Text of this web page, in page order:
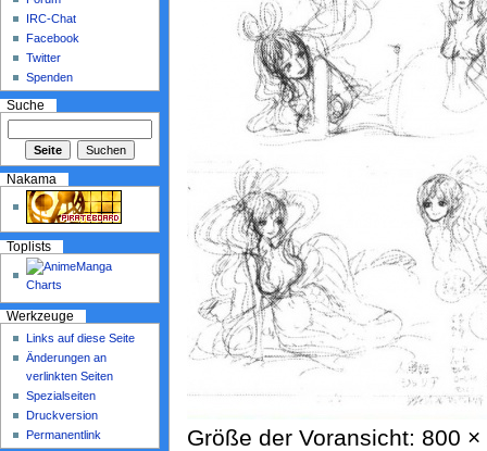
Größe der Voransicht: 800
IRC-Chat
Facebook
Twitter
Spenden
Suche
Nakama
Toplists
Werkzeuge
Links auf diese Seite
Änderungen an
verlinkten Seiten
Spezialseiten
Druckversion
Permanentlink